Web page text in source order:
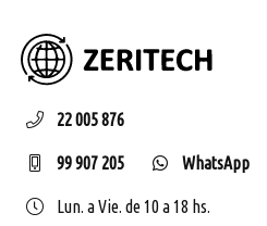
22 005 876
99 907 205 WhatsApp
Lun. a Vie. de 10 a 18 hs.